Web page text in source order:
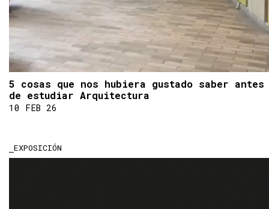
5 cosas que nos hubiera gustado saber antes
de estudiar Arquitectura
10 FEB 26
EXPOSICIÓN